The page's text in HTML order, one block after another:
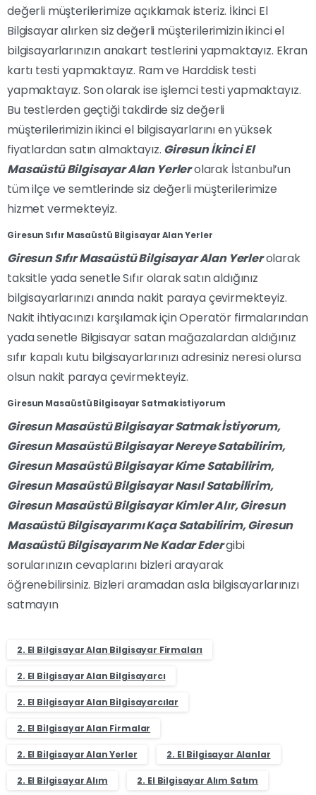
değerli müşterilerimize açıklamak isteriz. İkinci El
Bilgisayar alırken siz değerli müşterilerimizin ikinci el
bilgisayarlarınızın anakart testlerini yapmaktayız. Ekran
kartı testi yapmaktayız. Ram ve Harddisk testi
yapmaktayız. Son olarak ise işlemci testi yapmaktayız.
Bu testlerden geçtiği takdirde siz değerli
müşterilerimizin ikinci el bilgisayarlarını en yüksek
fiyatlardan satın almaktayız. Giresun İkinci El
Masaüstü Bilgisayar Alan Yerlerolarak İstanbul’un
tüm ilçe ve semtlerinde siz değerli müşterilerimize
hizmet vermekteyiz.
Giresun Sıfır Masaüstü Bilgisayar Alan Yerler
Giresun Sıfır Masaüstü Bilgisayar Alan Yerlerolarak
taksitle yada senetle Sıfır olarak satın aldığınız
bilgisayarlarınızı anında nakit paraya çevirmekteyiz.
Nakit ihtiyacınızı karşılamak için Operatör firmalarından
yada senetle Bilgisayar satan mağazalardan aldığınız
sıfır kapalı kutu bilgisayarlarınızı adresiniz neresi olursa
olsun nakit paraya çevirmekteyiz.
Giresun Masaüstü Bilgisayar Satmak İstiyorum
Giresun Masaüstü Bilgisayar Satmak İstiyorum,
GiresunMasaüstü Bilgisayar Nereye Satabilirim,
GiresunMasaüstü Bilgisayar Kime Satabilirim,
GiresunMasaüstü Bilgisayar Nasıl Satabilirim,
GiresunMasaüstü Bilgisayar Kimler Alır,Giresun
Masaüstü Bilgisayarımı Kaça Satabilirim,Giresun
Masaüstü Bilgisayarım Ne Kadar Edergibi
sorularınızın cevaplarını bizleri arayarak
öğrenebilirsiniz. Bizleri aramadan asla bilgisayarlarınızı
satmayın
2. El Bilgisayar Alan Bilgisayar Firmaları
2. El Bilgisayar Alan Bilgisayarcı
2. El Bilgisayar Alan Bilgisayarcılar
2. El Bilgisayar Alan Firmalar
2. El Bilgisayar Alan Yerler 2. El Bilgisayar Alanlar
2. El Bilgisayar Alım 2. El Bilgisayar Alım Satım